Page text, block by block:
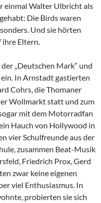
einmal Walter Ulbricht als
Die Birds waren
Und sie hörten
ihre Eltern.
„Deutschen Mark“ und
In Arnstadt gastierten
Cohrs, die Thomaner
Wollmarkt statt und zum
mit dem Motorradfan
Hauch von Hollywood in
vier Schulfreunde aus der
zusammen Beat-Musik
Friedrich Prox, Gerd
zwar keine eigenen
viel Enthusiasmus. In
probierten sie sich